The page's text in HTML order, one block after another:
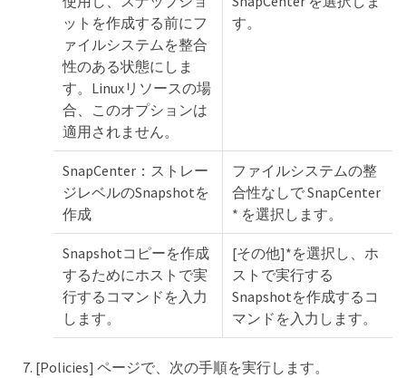
ットを作成する前にフ
ァイルシステムを整合
性のある状態にしま
す。Linuxリソースの場
合、このオプションは
適用されません。
す。
SnapCenter：ストレー
ジレベルのSnapshotを
作成
ファイルシステムの整
合性なしで SnapCenter
* を選択します。
Snapshotコピーを作成
するためにホストで実
行するコマンドを入力
します。
[その他]*を選択し、ホ
ストで実行する
Snapshotを作成するコ
マンドを入力します。
[Policies] ページで、次の手順を実行します。